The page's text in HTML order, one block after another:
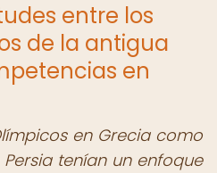
entre los
de la antigua
en
en Grecia como
tenían un enfoque